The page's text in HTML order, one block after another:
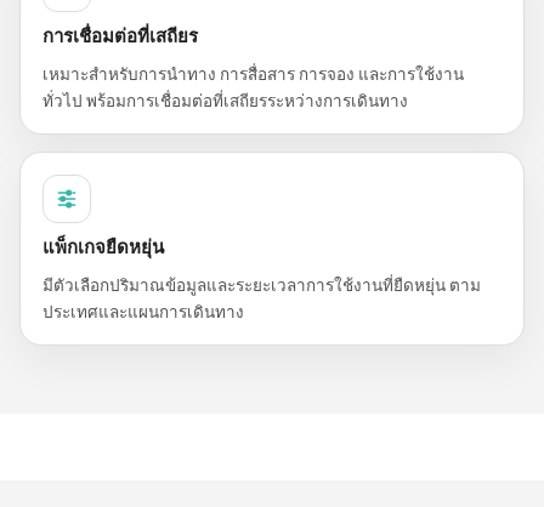
การเชื่อมต่อที่เสถียร
เหมาะสำหรับการนำทาง การสื่อสาร การจอง และการใช้งาน
ทั่วไป พร้อมการเชื่อมต่อที่เสถียรระหว่างการเดินทาง
แพ็กเกจยืดหยุ่น
มีตัวเลือกปริมาณข้อมูลและระยะเวลาการใช้งานที่ยืดหยุ่น ตาม
ประเทศและแผนการเดินทาง